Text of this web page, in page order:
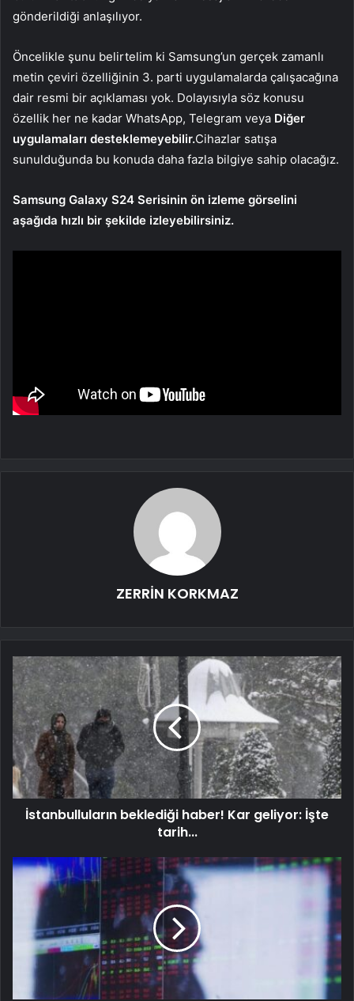
gönderildiği anlaşılıyor.
Öncelikle şunu belirtelim ki Samsung’un gerçek zamanlı
metin çeviri özelliğinin 3. parti uygulamalarda çalışacağına
dair resmi bir açıklaması yok. Dolayısıyla söz konusu
özellik her ne kadar WhatsApp, Telegram veya Diğer
uygulamaları desteklemeyebilir.Cihazlar satışa
sunulduğunda bu konuda daha fazla bilgiye sahip olacağız.
Samsung Galaxy S24 Serisinin ön izleme görselini
aşağıda hızlı bir şekilde izleyebilirsiniz.
ZERRİN KORKMAZ
İstanbulluların beklediği haber! Kar geliyor: İşte
tarih...